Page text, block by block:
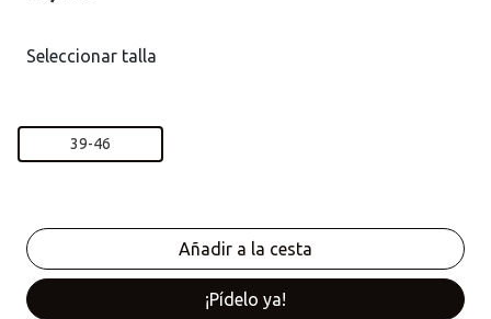
Seleccionar talla
39-46
¡Pídelo ya!